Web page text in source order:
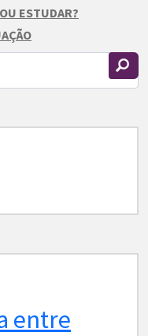
ESTUDAR?
entre